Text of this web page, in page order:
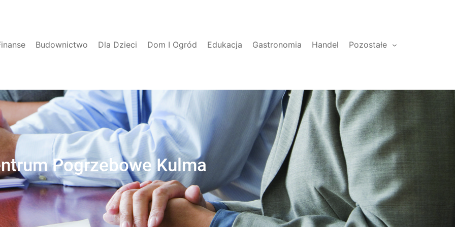
Budownictwo Dla Dzieci Dom I Ogród Edukacja Gastronomia Handel Pozostałe
Pogrzebowe Kulma